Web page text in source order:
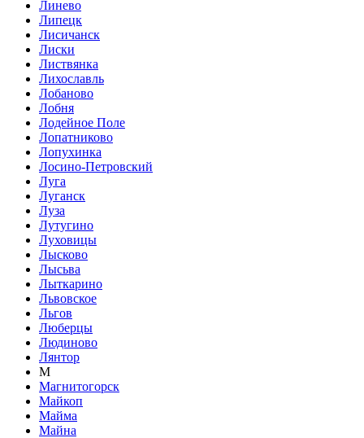
Линево
Липецк
Лисичанск
Лиски
Листвянка
Лихославль
Лобаново
Лобня
Лодейное Поле
Лопатниково
Лопухинка
Лосино-Петровский
Луга
Луганск
Луза
Лутугино
Луховицы
Лысково
Лысьва
Лыткарино
Львовское
Льгов
Люберцы
Людиново
Лянтор
М
Магнитогорск
Майкоп
Майма
Майна